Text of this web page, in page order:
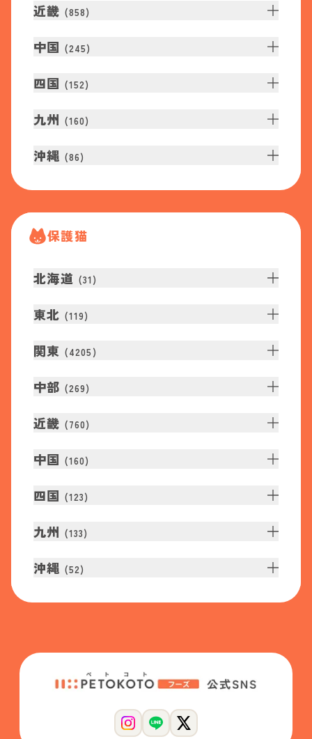
近畿 (858)
中国 (245)
四国 (152)
九州 (160)
沖縄 (86)
保護猫
北海道 (31 )
東北 (119)
関東 (4205 )
中部 (269)
近畿 (760)
中国 (160)
四国 (123)
九州 (133)
沖縄 (52)